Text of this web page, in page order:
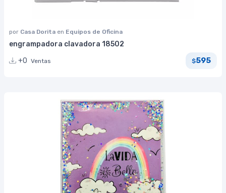
por Casa Dorita en Equipos de Oficina
engrampadora clavadora 18502
+0 Ventas $595